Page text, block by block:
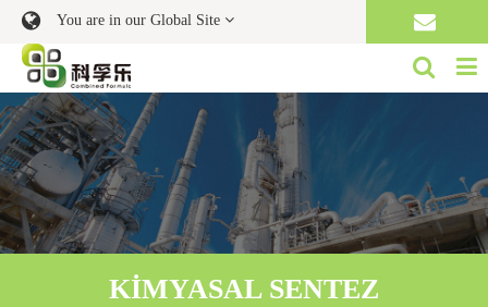
You are in our Global Site
KIMYASAL SENTEZ